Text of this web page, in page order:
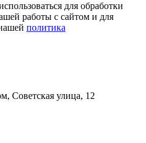
для обработки
работы с сайтом и для
политика
Советская улица, 12